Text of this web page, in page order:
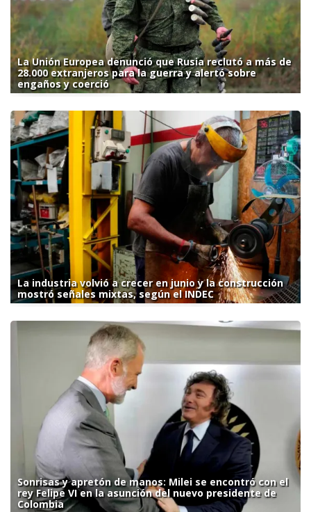
La Unión Europea denunció que Rusia reclutó a más de
28.000 extranjeros para la guerra y alertó sobre
engaños y coerció
La industria volvió a crecer en junio y la construcción
mostró señales mixtas, según el INDEC
Sonrisas y apretón de manos: Milei se encontró con el
rey Felipe VI en la asunción del nuevo presidente de
Colombia